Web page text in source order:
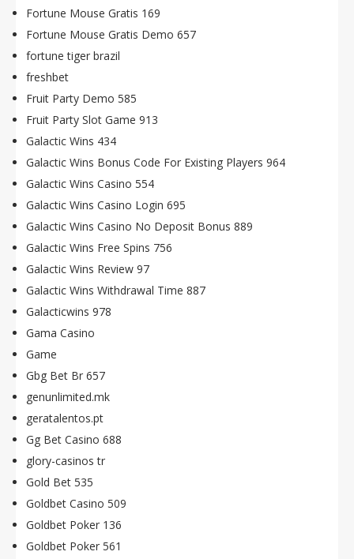
Fortune Mouse Gratis 169
Fortune Mouse Gratis Demo 657
fortune tiger brazil
freshbet
Fruit Party Demo 585
Fruit Party Slot Game 913
Galactic Wins 434
Galactic Wins Bonus Code For Existing Players 964
Galactic Wins Casino 554
Galactic Wins Casino Login 695
Galactic Wins Casino No Deposit Bonus 889
Galactic Wins Free Spins 756
Galactic Wins Review 97
Galactic Wins Withdrawal Time 887
Galacticwins 978
Gama Casino
Game
Gbg Bet Br 657
genunlimited.mk
geratalentos.pt
Gg Bet Casino 688
glory-casinos tr
Gold Bet 535
Goldbet Casino 509
Goldbet Poker 136
Goldbet Poker 561